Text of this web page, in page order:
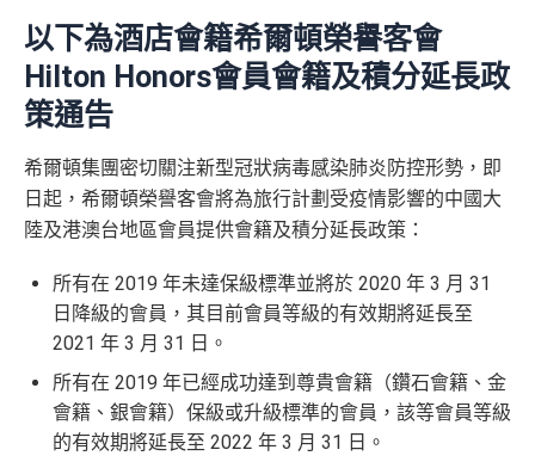
以下為酒店會籍希爾頓榮譽客會
Hilton Honors會員會籍及積分延長政
策通告
希爾頓集團密切關注新型冠狀病毒感染肺炎防控形勢，即
日起，希爾頓榮譽客會將為旅行計劃受疫情影響的中國大
陸及港澳台地區會員提供會籍及積分延長政策：
所有在 2019 年未達保級標準並將於 2020 年 3 月 31
日降級的會員，其目前會員等級的有效期將延長至
2021 年 3 月 31 日。
所有在 2019 年已經成功達到尊貴會籍（鑽石會籍、金
會籍、銀會籍）保級或升級標準的會員，該等會員等級
的有效期將延長至 2022 年 3 月 31 日。